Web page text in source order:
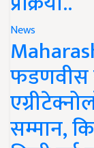
News
फडणवीस
सम्मान,